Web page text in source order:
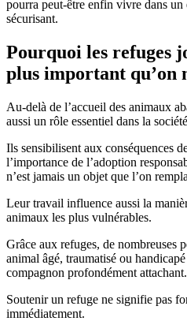
pourra peut-être enfin vivre dans un
sécurisant.
Pourquoi les refuges
plus important qu’on
Au-delà de l’accueil des animaux
aussi un rôle essentiel dans la
Ils sensibilisent aux conséquences
l’importance de l’adoption
n’est jamais un objet que l’on
Leur travail influence aussi la
animaux les plus vulnérables.
Grâce aux refuges, de nombreuses
animal âgé, traumatisé ou
compagnon profondément attachant.
Soutenir un refuge ne signifie pas
immédiatement.